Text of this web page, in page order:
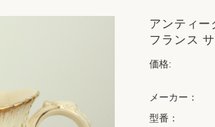
アンティ
フランス
価格:
メーカー：
型番：